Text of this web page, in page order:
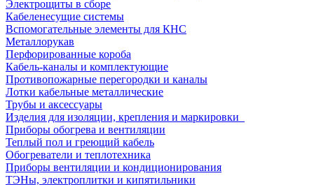
Электрощиты в сборе
Кабеленесущие системы
Вспомогательные элементы для КНС
Металлорукав
Перфорированные короба
Кабель-каналы и комплектующие
Противопожарные перегородки и каналы
Лотки кабельные металлические
Трубы и аксессуары
Изделия для изоляции, крепления и маркировки
Приборы обогрева и вентиляции
Теплый пол и греющий кабель
Обогреватели и теплотехника
Приборы вентиляции и кондиционирования
ТЭНы, электроплитки и кипятильники